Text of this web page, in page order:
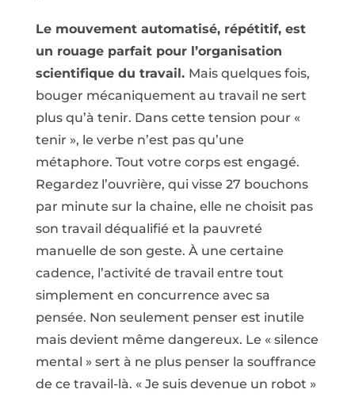
Le mouvement automatisé, répétitif, est
un rouage parfait pour l’organisation
scientifique du travail. Mais quelques fois,
bouger mécaniquement au travail ne sert
plus qu’à tenir. Dans cette tension pour «
tenir », le verbe n’est pas qu’une
métaphore. Tout votre corps est engagé.
Regardez l’ouvrière, qui visse 27 bouchons
par minute sur la chaine, elle ne choisit pas
son travail déqualifié et la pauvreté
manuelle de son geste. À une certaine
cadence, l’activité de travail entre tout
simplement en concurrence avec sa
pensée. Non seulement penser est inutile
mais devient même dangereux. Le « silence
mental » sert à ne plus penser la souffrance
de ce travail-là. « Je suis devenue un robot »